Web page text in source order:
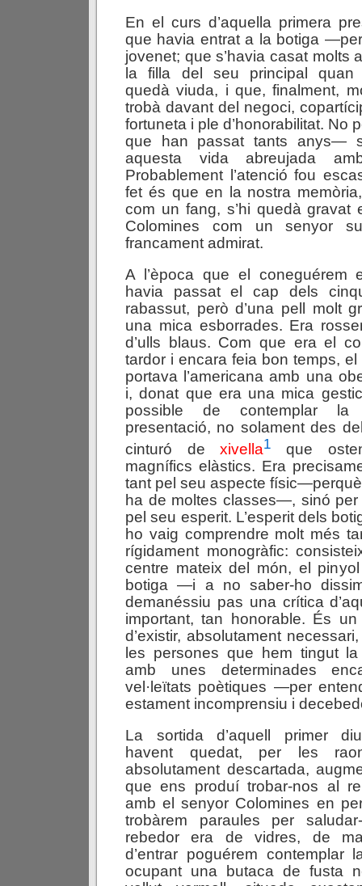
En el curs d’aquella primera
que havia entrat a la botiga
jovenet; que s’havia casat molts
la filla del seu principal quan
quedà viuda, i que, finalment,
trobà davant del negoci,
fortuneta i ple d’honorabilitat. No
que han passat tants anys—
aquesta vida abreujada
Probablement l’atenció fou
fet és que en la nostra
com un fang, s’hi quedà gravat
Colomines com un senyor
francament admirat.
A l’època que el coneguérem
havia passat el cap dels
rabassut, però d’una pell molt
una mica esborrades. Era
d’ulls blaus. Com que era el
tardor i encara feia bon temps,
portava l’americana amb una
i, donat que era una mica
possible de contemplar la
presentació, no solament des
cinturó dexivella1 que
magnífics elàstics. Era
tant pel seu aspecte
ha de moltes classes—, sinó
pel seu esperit. L’esperit dels
ho vaig comprendre molt més
rígidament monogràfic:
centre mateix del món, el
botiga —i a no saber-ho
demanéssiu pas una crítica
important, tan honorable. És
d’existir, absolutament
les persones que hem tingut
amb unes determinades
vel·leïtats poètiques —per
estament incomprensiu i
La sortida d’aquell primer
havent quedat, per les
absolutament descartada,
que ens produí trobar-nos al
amb el senyor Colomines en
trobàrem paraules per
rebedor era de vidres, de
d’entrar poguérem contemplar
ocupant una butaca de fusta